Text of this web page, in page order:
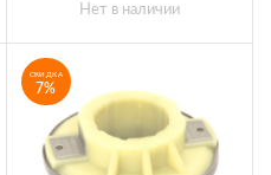
Нет в наличии
СКИДКА
7%